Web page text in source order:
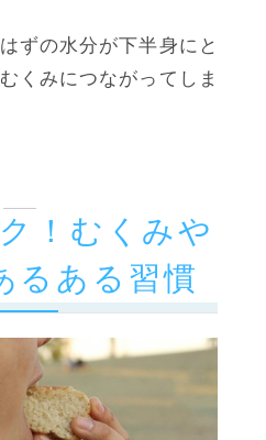
ずの水分が下半身にと
くみにつながってしま
！むくみや
るある習慣